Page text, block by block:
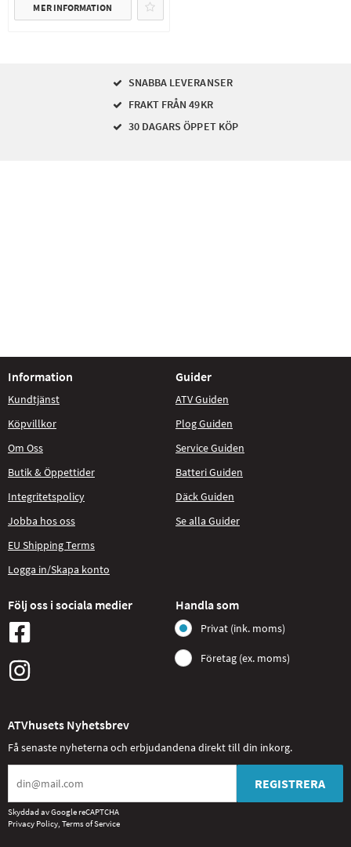
MER INFORMATION
SNABBA LEVERANSER
FRAKT FRÅN 49KR
30 DAGARS ÖPPET KÖP
Information
Kundtjänst
Köpvillkor
Om Oss
Butik & Öppettider
Integritetspolicy
Jobba hos oss
EU Shipping Terms
Logga in/Skapa konto
Guider
ATV Guiden
Plog Guiden
Service Guiden
Batteri Guiden
Däck Guiden
Se alla Guider
Följ oss i sociala medier Handla som
Privat (ink. moms)
Företag (ex. moms)
ATVhusets Nyhetsbrev
Få senaste nyheterna och erbjudandena direkt till din inkorg.
REGISTRERA
Skyddad av Google reCAPTCHA
Privacy Policy, Terms of Service